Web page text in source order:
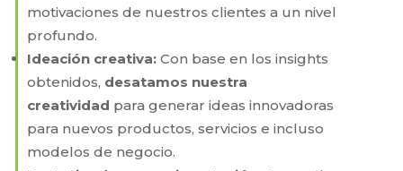
motivaciones de nuestros clientes a un nivel
profundo.
Ideación creativa: Con base en los insights
obtenidos, desatamos nuestra
creatividad para generar ideas innovadoras
para nuevos productos, servicios e incluso
modelos de negocio.